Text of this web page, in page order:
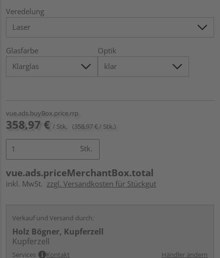
Veredelung
Glasfarbe Optik
vue.ads.buyBox.price.rrp
358,97 € / Stk. (358,97 € / Stk.)
Stk.
vue.ads.priceMerchantBox.total
inkl. MwSt. zzgl. Versandkosten für Stückgut
Verkauf und Versand durch:
Holz Bögner, Kupferzell
Kupferzell
Services Kontakt Händler ändern